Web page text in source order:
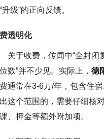
升级”的正向反馈。
透明化
关于收费，传闻中“全封闭
数”并不少见。实际上， 德
通常在3-6万/年，包含住宿
这个范围的，需要仔细核
、押金等额外附加项。